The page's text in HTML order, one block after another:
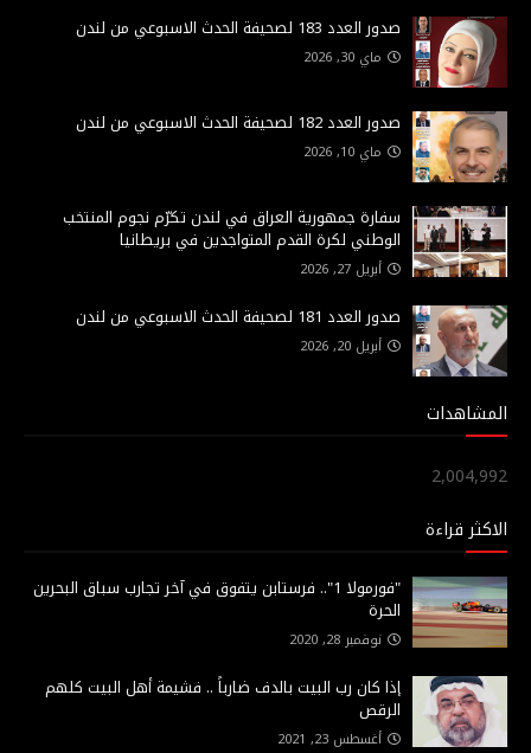
صدور العدد 183 لصحيفة الحدث الاسبوعي من لندن
ماي 30, 2026
صدور العدد 182 لصحيفة الحدث الاسبوعي من لندن
ماي 10, 2026
سفارة جمهورية العراق في لندن تكرّم نجوم المنتخب
الوطني لكرة القدم المتواجدين في بريطانيا
أبريل 27, 2026
صدور العدد 181 لصحيفة الحدث الاسبوعي من لندن
أبريل 20, 2026
المشاهدات
2,004,992
الاكثر قراءة
"فورمولا 1".. فرستابن يتفوق في آخر تجارب سباق البحرين
الحرة
نوفمبر 28, 2020
إذا كان رب البيت بالدف ضارباً .. فشيمة أهل البيت كلهم
الرقص
أغسطس 23, 2021